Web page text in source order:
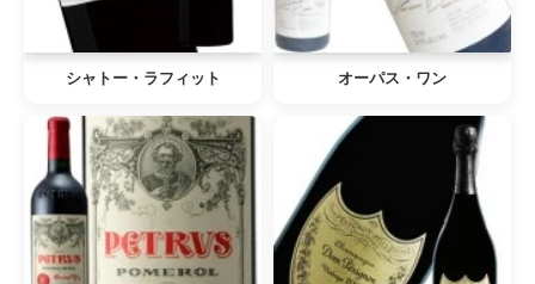
シャトー・ラフィット オーパス・ワン